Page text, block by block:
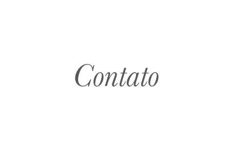
Contato